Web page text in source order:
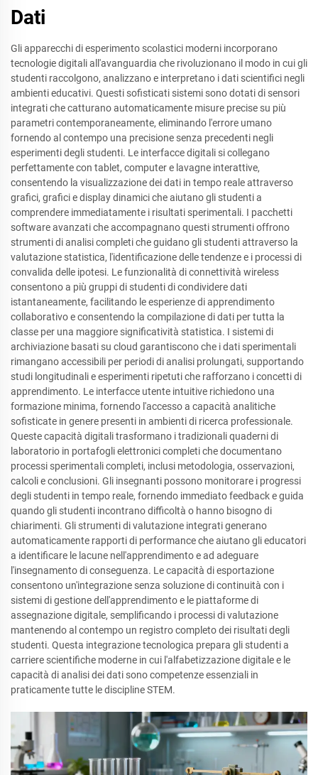
Dati
Gli apparecchi di esperimento scolastici moderni incorporano
tecnologie digitali all'avanguardia che rivoluzionano il modo in cui gli
studenti raccolgono, analizzano e interpretano i dati scientifici negli
ambienti educativi. Questi sofisticati sistemi sono dotati di sensori
integrati che catturano automaticamente misure precise su più
parametri contemporaneamente, eliminando l'errore umano
fornendo al contempo una precisione senza precedenti negli
esperimenti degli studenti. Le interfacce digitali si collegano
perfettamente con tablet, computer e lavagne interattive,
consentendo la visualizzazione dei dati in tempo reale attraverso
grafici, grafici e display dinamici che aiutano gli studenti a
comprendere immediatamente i risultati sperimentali. I pacchetti
software avanzati che accompagnano questi strumenti offrono
strumenti di analisi completi che guidano gli studenti attraverso la
valutazione statistica, l'identificazione delle tendenze e i processi di
convalida delle ipotesi. Le funzionalità di connettività wireless
consentono a più gruppi di studenti di condividere dati
istantaneamente, facilitando le esperienze di apprendimento
collaborativo e consentendo la compilazione di dati per tutta la
classe per una maggiore significatività statistica. I sistemi di
archiviazione basati su cloud garantiscono che i dati sperimentali
rimangano accessibili per periodi di analisi prolungati, supportando
studi longitudinali e esperimenti ripetuti che rafforzano i concetti di
apprendimento. Le interfacce utente intuitive richiedono una
formazione minima, fornendo l'accesso a capacità analitiche
sofisticate in genere presenti in ambienti di ricerca professionale.
Queste capacità digitali trasformano i tradizionali quaderni di
laboratorio in portafogli elettronici completi che documentano
processi sperimentali completi, inclusi metodologia, osservazioni,
calcoli e conclusioni. Gli insegnanti possono monitorare i progressi
degli studenti in tempo reale, fornendo immediato feedback e guida
quando gli studenti incontrano difficoltà o hanno bisogno di
chiarimenti. Gli strumenti di valutazione integrati generano
automaticamente rapporti di performance che aiutano gli educatori
a identificare le lacune nell'apprendimento e ad adeguare
l'insegnamento di conseguenza. Le capacità di esportazione
consentono un'integrazione senza soluzione di continuità con i
sistemi di gestione dell'apprendimento e le piattaforme di
assegnazione digitale, semplificando i processi di valutazione
mantenendo al contempo un registro completo dei risultati degli
studenti. Questa integrazione tecnologica prepara gli studenti a
carriere scientifiche moderne in cui l'alfabetizzazione digitale e le
capacità di analisi dei dati sono competenze essenziali in
praticamente tutte le discipline STEM.